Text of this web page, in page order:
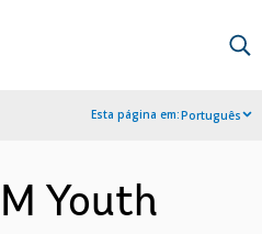
Esta página em:Português
Youth